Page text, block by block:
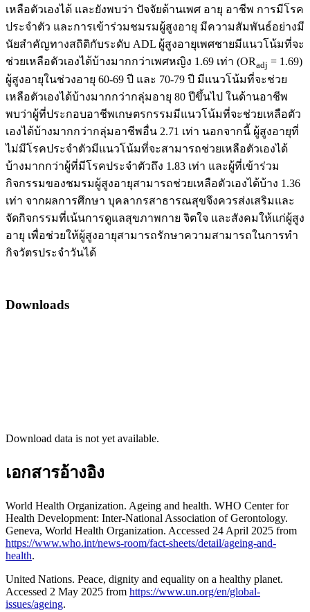
เหลือตัวเองได้ และยังพบว่า ปัจจัยด้านเพศ อายุ อาชีพ การมีโรค
ประจำตัว และการเข้าร่วมชมรมผู้สูงอายุ มีความสัมพันธ์อย่างมี
นัยสำคัญทางสถิติกับระดับ ADL ผู้สูงอายุเพศชายมีแนวโน้มที่จะ
ช่วยเหลือตัวเองได้บ้างมากกว่าเพศหญิง 1.69 เท่า (ORadj = 1.69)
ผู้สูงอายุในช่วงอายุ 60-69 ปี และ 70-79 ปี มีแนวโน้มที่จะช่วย
เหลือตัวเองได้บ้างมากกว่ากลุ่มอายุ 80 ปีขึ้นไป ในด้านอาชีพ
พบว่าผู้ที่ประกอบอาชีพเกษตรกรรมมีแนวโน้มที่จะช่วยเหลือตัว
เองได้บ้างมากกว่ากลุ่มอาชีพอื่น 2.71 เท่า นอกจากนี้ ผู้สูงอายุที่
ไม่มีโรคประจำตัวมีแนวโน้มที่จะสามารถช่วยเหลือตัวเองได้
บ้างมากกว่าผู้ที่มีโรคประจำตัวถึง 1.83 เท่า และผู้ที่เข้าร่วม
กิจกรรมของชมรมผู้สูงอายุสามารถช่วยเหลือตัวเองได้บ้าง 1.36
เท่า จากผลการศึกษา บุคลากรสาธารณสุขจึงควรส่งเสริมและ
จัดกิจกรรมที่เน้นการดูแลสุขภาพกาย จิตใจ และสังคมให้แก่ผู้สูง
อายุ เพื่อช่วยให้ผู้สูงอายุสามารถรักษาความสามารถในการทำ
กิจวัตรประจำวันได้
Downloads
Download data is not yet available.
เอกสารอ้างอิง
World Health Organization. Ageing and health. WHO Center for
Health Development: Inter-National Association of Gerontology.
Geneva, World Health Organization. Accessed 24 April 2025 from
https://www.who.int/news-room/fact-sheets/detail/ageing-and-
health.
United Nations. Peace, dignity and equality on a healthy planet.
Accessed 2 May 2025 from https://www.un.org/en/global-
issues/ageing.